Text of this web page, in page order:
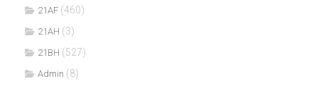
21AF (460)
21AH (3)
21BH (527)
Admin (8)